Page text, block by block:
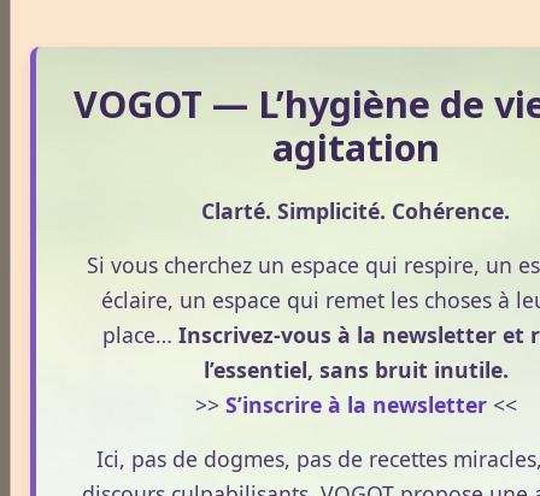
Phytothérapie
Ananas
VOGOT — L’hygiène de
agitation
Clarté. Simplicité. Cohérence.
Si vous cherchez un espace qui respire, un
éclaire, un espace qui remet les choses à
place… Inscrivez-vous à la newsletter et
l’essentiel, sans bruit inutile.
>> S’inscrire à la newsletter<<
Ici, pas de dogmes, pas de recettes